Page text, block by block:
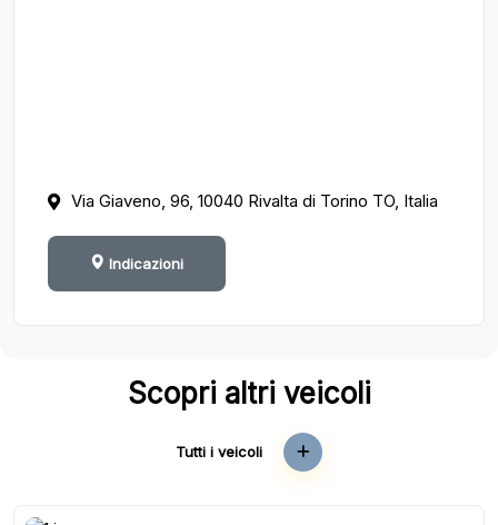
Via Giaveno, 96, 10040 Rivalta di Torino TO, Italia
Indicazioni
Scopri altri veicoli
Tutti i veicoli